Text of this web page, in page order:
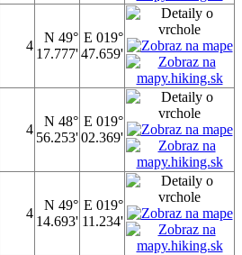
4
N 49°
17.777'
E 019°
47.659'
4
N 48°
56.253'
E 019°
02.369'
4
N 49°
14.693'
E 019°
11.234'